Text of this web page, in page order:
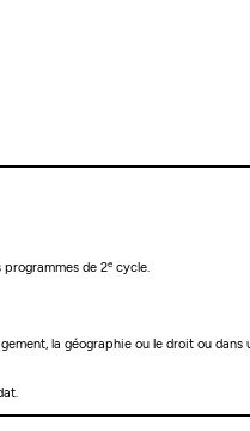
programmes de 2e cycle.
la géographie ou le droit ou